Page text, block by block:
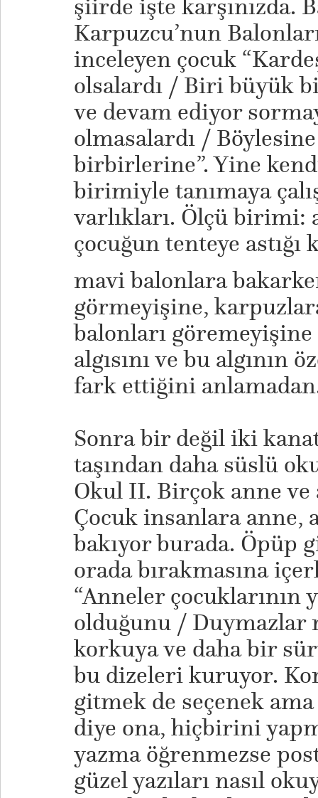
şiirde işte karşınızda.
Karpuzcu’nun
inceleyen çocuk
olsalardı / Biri büyük
ve devam ediyor
olmasalardı /
birbirlerine”. Yine
birimiyle tanımaya
varlıkları. Ölçü birimi:
çocuğun tenteye astığı
mavi balonlara
görmeyişine,
balonları göremeyişine
algısını ve bu
fark ettiğini
Sonra bir değil iki
taşından daha süslü
Okul II. Birçok anne ve
Çocuk insanlara anne,
bakıyor burada. Öpüp
orada bırakmasına
“Anneler çocuklarının
olduğunu / Duymazlar
korkuya ve daha bir
bu dizeleri kuruyor.
gitmek de seçenek
diye ona, hiçbirini
yazma öğrenmezse
güzel yazıları nasıl